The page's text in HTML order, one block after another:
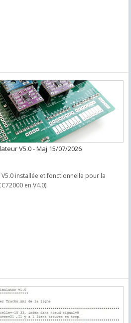
V5.0 - Maj 15/07/2026
installée et fonctionnelle pour la
en V4.0).